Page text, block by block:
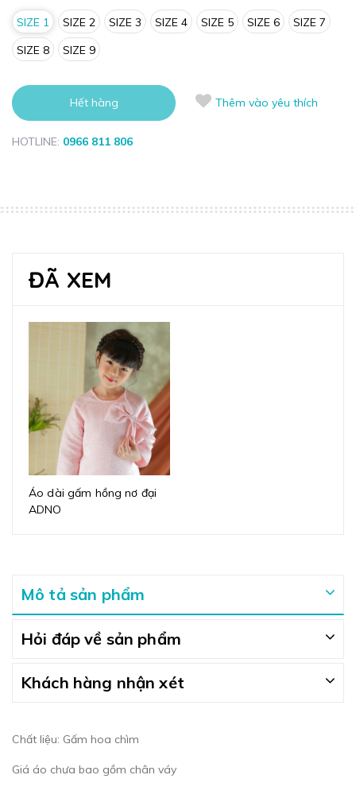
SIZE 1 SIZE 2 SIZE 3 SIZE 4 SIZE 5 SIZE 6
SIZE 7
SIZE 8
SIZE 9
Hết hàng Thêm vào yêu thích
HOTLINE: 0966 811 806
ĐÃ XEM
Áo dài gấm hồng nơ đại
ADNO
Mô tả sản phẩm
Hỏi đáp về sản phẩm
Khách hàng nhận xét
Chất liệu: Gấm hoa chìm
Giá áo chưa bao gồm chân váy